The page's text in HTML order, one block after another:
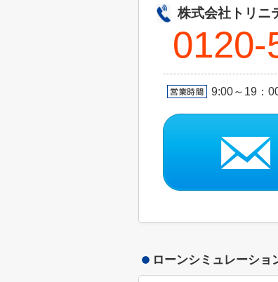
株式会社トリニ
0120-
9:00～19：
ローンシミュレーショ